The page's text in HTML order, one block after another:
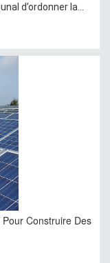
d’ordonner la...
Construire Des